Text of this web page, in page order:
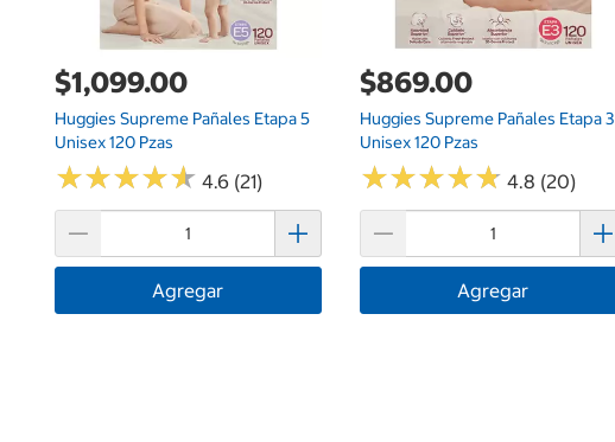
$1,099.00
Huggies Supreme Pañales Etapa 5
Unisex 120 Pzas
★★★★★
★★★★★ 4.6 (21)
Agregar
$869.00
Huggies Supreme Pañales Etapa 3
Unisex 120 Pzas
★★★★★
★★★★★ 4.8 (20)
Agregar